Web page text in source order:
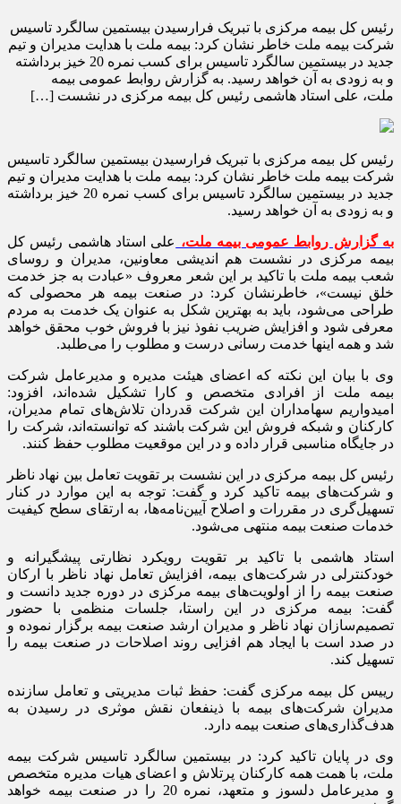
رئیس کل بیمه مرکزی با تبریک فرارسیدن بیستمین سالگرد تاسیس
شرکت بیمه ملت خاطر نشان کرد: بیمه ملت با هدایت مدیران و تیم
جدید در بیستمین سالگرد تاسیس برای کسب نمره 20 خیز برداشته
و به زودی به آن خواهد رسید. به گزارش روابط عمومی بیمه
ملت، علی استاد هاشمی رئیس کل بیمه مرکزی در نشست […]
رئیس کل بیمه مرکزی با تبریک فرارسیدن بیستمین سالگرد تاسیس
شرکت بیمه ملت خاطر نشان کرد: بیمه ملت با هدایت مدیران و تیم
جدید در بیستمین سالگرد تاسیس برای کسب نمره 20 خیز برداشته
و به زودی به آن خواهد رسید.
به گزارش روابط عمومی بیمه ملت، علی استاد هاشمی رئیس کل
بیمه مرکزی در نشست هم اندیشی معاونین، مدیران و روسای
شعب بیمه ملت با تاکید بر این شعر معروف «عبادت به جز خدمت
خلق نیست»، خاطرنشان کرد: در صنعت بیمه هر محصولی که
طراحی می‌شود، باید به بهترین شکل به عنوان یک خدمت به مردم
معرفی شود و افزایش ضریب نفوذ نیز با فروش خوب محقق خواهد
شد و همه اینها خدمت رسانی درست و مطلوب را می‌طلبد.
وی با بیان این نکته که اعضای هیئت مدیره و مدیرعامل شرکت
بیمه ملت از افرادی متخصص و کارا تشکیل شده‌اند، افزود:
امیدواریم سهامداران این شرکت قدردان تلاش‌های تمام مدیران،
کارکنان و شبکه فروش این شرکت باشند که توانسته‌اند، شرکت را
در جایگاه مناسبی قرار داده و در این موقعیت مطلوب حفظ کنند.
رئیس کل بیمه مرکزی در این نشست بر تقویت تعامل بین نهاد ناظر
و شرکت‌های بیمه تاکید کرد و گفت: توجه به این موارد در کنار
تسهیل‌گری در مقررات و اصلاح آیین‌نامه‌ها، به ارتقای سطح کیفیت
خدمات صنعت بیمه منتهی می‌شود.
استاد هاشمی با تاکید بر تقویت رویکرد نظارتی پیشگیرانه و
خودکنترلی در شرکت‌های بیمه، افزایش تعامل نهاد ناظر با ارکان
صنعت بیمه را از اولویت‌های بیمه مرکزی در دوره جدید دانست و
گفت: بیمه مرکزی در این راستا، جلسات منظمی با حضور
تصمیم‌سازان نهاد ناظر و مدیران ارشد صنعت بیمه برگزار نموده و
در صدد است با ایجاد هم افزایی روند اصلاحات در صنعت بیمه را
تسهیل کند.
رییس کل بیمه مرکزی گفت: حفظ ثبات مدیریتی و تعامل سازنده
مدیران شرکت‌های بیمه با ذینفعان نقش موثری در رسیدن به
هدف‌گذاری‌های صنعت بیمه دارد.
وی در پایان تاکید کرد: در بیستمین سالگرد تاسیس شرکت بیمه
ملت، با همت همه کارکنان پرتلاش و اعضای هیات مدیره متخصص
و مدیرعامل دلسوز و متعهد، نمره 20 را در صنعت بیمه خواهد